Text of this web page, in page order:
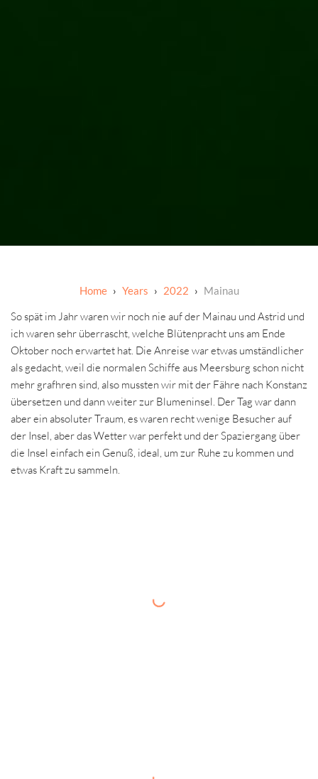
Years 2022 Mainau
So spät im Jahr waren wir noch nie auf der Mainau und Astrid und
ich waren sehr überrascht, welche Blütenpracht uns am Ende
Oktober noch erwartet hat. Die Anreise war etwas umständlicher
als gedacht, weil die normalen Schiffe aus Meersburg schon nicht
mehr grafhren sind, also mussten wir mit der Fähre nach Konstanz
übersetzen und dann weiter zur Blumeninsel. Der Tag war dann
aber ein absoluter Traum, es waren recht wenige Besucher auf
der Insel, aber das Wetter war perfekt und der Spaziergang über
die Insel einfach ein Genuß, ideal, um zur Ruhe zu kommen und
etwas Kraft zu sammeln.